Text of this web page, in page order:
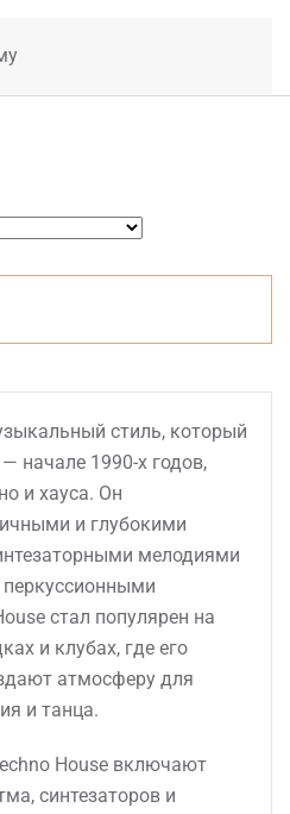
стиль, который
начале 1990-х годов,
и хауса. Он
и глубокими
мелодиями
стал популярен на
и клубах, где его
атмосферу для
и танца.
House включают
синтезаторов и